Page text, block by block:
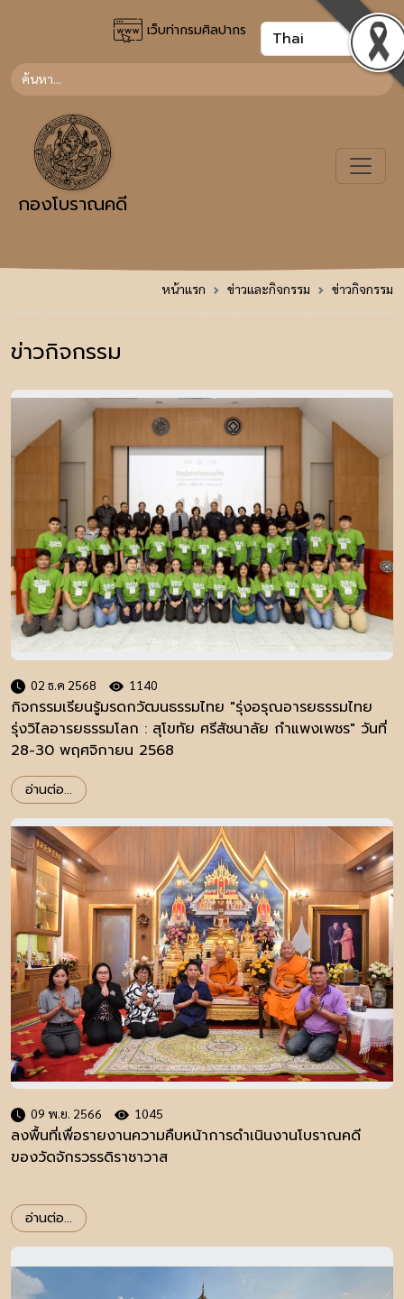
เว็บท่ากรมศิลปากร
กองโบราณคดี
หน้าแรก ข่าวและกิจกรรม ข่าวกิจกรรม
ข่าวกิจกรรม
02 ธ.ค 2568 1140
กิจกรรมเรียนรู้มรดกวัฒนธรรมไทย "รุ่งอรุณอารยธรรมไทย
รุ่งวิไลอารยธรรมโลก : สุโขทัย ศรีสัชนาลัย กำแพงเพชร" วันที่
28-30 พฤศจิกายน 2568
อ่านต่อ...
09 พ.ย. 2566 1045
ลงพื้นที่เพื่อรายงานความคืบหน้าการดำเนินงานโบราณคดี
ของวัดจักรวรรดิราชาวาส
อ่านต่อ...